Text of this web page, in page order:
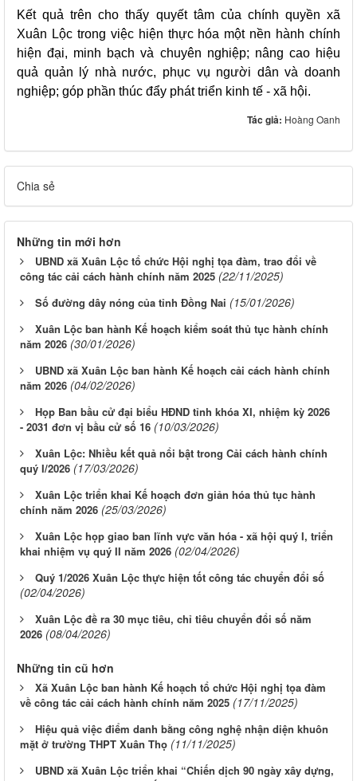
Kết quả trên cho thấy quyết tâm của chính quyền xã
Xuân Lộc trong việc hiện thực hóa một nền hành chính
hiện đại, minh bạch và chuyên nghiệp; nâng cao hiệu
quả quản lý nhà nước, phục vụ người dân và doanh
nghiệp; góp phần thúc đẩy phát triển kinh tế - xã hội.
Tác giả: Hoàng Oanh
Chia sẻ
Những tin mới hơn
UBND xã Xuân Lộc tổ chức Hội nghị tọa đàm, trao đổi về
công tác cải cách hành chính năm 2025 (22/11/2025)
Số đường dây nóng của tỉnh Đồng Nai (15/01/2026)
Xuân Lộc ban hành Kế hoạch kiểm soát thủ tục hành chính
năm 2026 (30/01/2026)
UBND xã Xuân Lộc ban hành Kế hoạch cải cách hành chính
năm 2026 (04/02/2026)
Họp Ban bầu cử đại biểu HĐND tỉnh khóa XI, nhiệm kỳ 2026
- 2031 đơn vị bầu cử số 16 (10/03/2026)
Xuân Lộc: Nhiều kết quả nổi bật trong Cải cách hành chính
quý I/2026 (17/03/2026)
Xuân Lộc triển khai Kế hoạch đơn giản hóa thủ tục hành
chính năm 2026 (25/03/2026)
Xuân Lộc họp giao ban lĩnh vực văn hóa - xã hội quý I, triển
khai nhiệm vụ quý II năm 2026 (02/04/2026)
Quý 1/2026 Xuân Lộc thực hiện tốt công tác chuyển đổi số
(02/04/2026)
Xuân Lộc đề ra 30 mục tiêu, chỉ tiêu chuyển đổi số năm
2026 (08/04/2026)
Những tin cũ hơn
Xã Xuân Lộc ban hành Kế hoạch tổ chức Hội nghị tọa đàm
về công tác cải cách hành chính năm 2025 (17/11/2025)
Hiệu quả việc điểm danh bằng công nghệ nhận diện khuôn
mặt ở trường THPT Xuân Thọ (11/11/2025)
UBND xã Xuân Lộc triển khai “Chiến dịch 90 ngày xây dựng,